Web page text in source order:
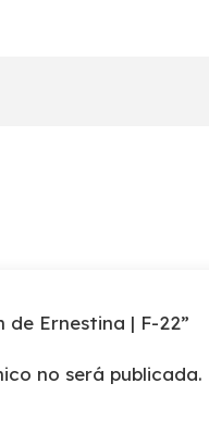
Ernestina | F-22”
no será publicada.